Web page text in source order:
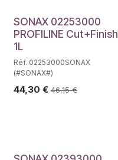
SONAX 02253000
PROFILINE Cut+Finish
1L
Réf. 02253000SONAX
(#SONAX#)
44,30 € 46,15€